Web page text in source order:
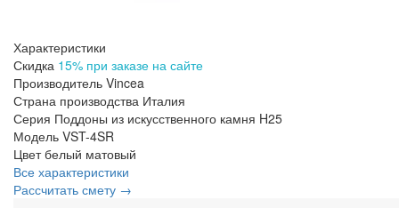
Характеристики
Скидка 15% при заказе на сайте
Производитель Vincea
Страна производства Италия
Серия Поддоны из искусственного камня H25
Модель VST-4SR
Цвет белый матовый
Все характеристики
Рассчитать смету →